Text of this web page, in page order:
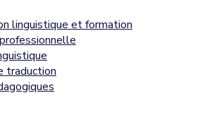
linguistique et formation
traduction